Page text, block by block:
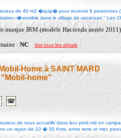
de 40 m2 �quip� pour recevoir 8 personnes
r�versible dans le village de vacances " Les
marque IRM (modèle Hacienda année 2011)
: NC Voir tous les détails
Home à SAINT MARD
"Mobil-home"
de vous accueillir dans leur petit nid en
un rayon de 10 � 50 Kms, entre terre et mer,